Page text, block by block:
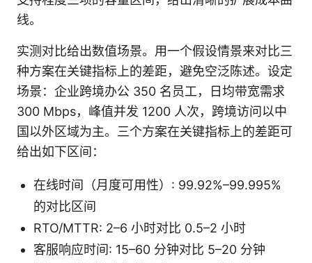
线。
实测对比给出数值场景。用一个假设情景来对比三
种方案在关键指标上的差距，避免空泛陈述。设定
场景：企业跨境办公 350 名员工，日均带宽需求
300 Mbps，峰值并发 1200 人次，跨境访问以中
国以外区域为主。三个方案在关键指标上的差距可
给出如下区间：
在线时间（月度可用性）: 99.92%–99.995%
的对比区间
RTO/MTTR: 2–6 小时对比 0.5–2 小时
客服响应时间: 15–60 分钟对比 5–20 分钟